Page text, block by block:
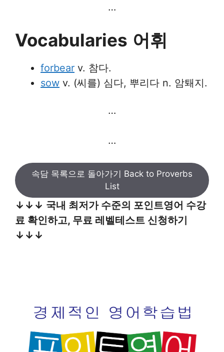
…
Vocabularies 어휘
forbear v. 참다.
sow v. (씨를) 심다, 뿌리다 n. 암퇘지.
…
…
속담 목록으로 돌아가기 Back to Proverbs
List
↓↓↓ 국내 최저가 수준의 포인트영어 수강
료 확인하고, 무료 레벨테스트 신청하기
↓↓↓